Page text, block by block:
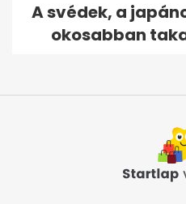
A svédek, a
okosabban